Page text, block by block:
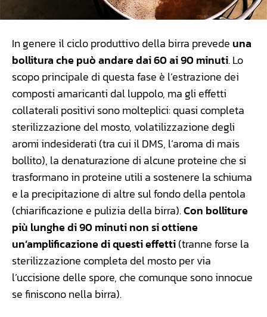
In genere il ciclo produttivo della birra prevede una
bollitura che può andare dai 60 ai 90 minuti. Lo
scopo principale di questa fase è l’estrazione dei
composti amaricanti dal luppolo, ma gli effetti
collaterali positivi sono molteplici: quasi completa
sterilizzazione del mosto, volatilizzazione degli
aromi indesiderati (tra cui il DMS, l’aroma di mais
bollito), la denaturazione di alcune proteine che si
trasformano in proteine utili a sostenere la schiuma
e la precipitazione di altre sul fondo della pentola
(chiarificazione e pulizia della birra).Con bolliture
più lunghe di 90 minuti non si ottiene
un’amplificazione di questi effetti(tranne forse la
sterilizzazione completa del mosto per via
l’uccisione delle spore, che comunque sono innocue
se finiscono nella birra).